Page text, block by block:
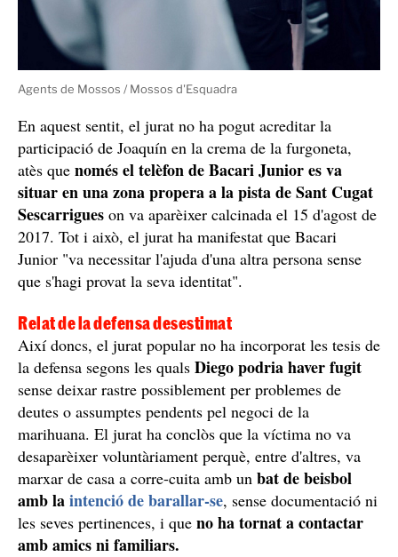
Agents de Mossos / Mossos d'Esquadra
En aquest sentit, el jurat no ha pogut acreditar la
participació de Joaquín en la crema de la furgoneta,
atès que només el telèfon de Bacari Junior es va
situar en una zona propera a la pista de Sant Cugat
Sescarrigues on va aparèixer calcinada el 15 d'agost de
2017. Tot i això, el jurat ha manifestat que Bacari
Junior "va necessitar l'ajuda d'una altra persona sense
que s'hagi provat la seva identitat".
Relat de la defensa desestimat
Així doncs, el jurat popular no ha incorporat les tesis de
la defensa segons les quals Diego podria haver fugit
sense deixar rastre possiblement per problemes de
deutes o assumptes pendents pel negoci de la
marihuana. El jurat ha conclòs que la víctima no va
desaparèixer voluntàriament perquè, entre d'altres, va
marxar de casa a corre-cuita amb un bat de beisbol
amb laintenció de barallar-se, sense documentació ni
les seves pertinences, i que no ha tornat a contactar
amb amics ni familiars.